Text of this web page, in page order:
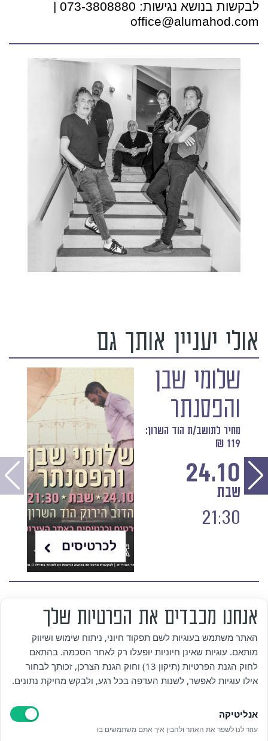
office@alumahod.com
אולי יעניין אותך גם
שלומי שבן
והפסנתר
מחיר לתושב/ת הוד השרון:
119 ₪
24.10
שבת
21:30
לכרטיסים
אזור אישי
מדיניות פרטיות
הצהרת נגישות
אנחנו מכבדים את הפרטיות שלך
האתר משתמש בעוגיות לשם תפקוד חיוני, ניתוח שימוש ושיווק
מותאם. עוגיות שאינן חיוניות יופעלו רק לאחר הסכמה. בהתאם
לחוק הגנת הפרטיות (תיקון 13) וחוק הגנת הצרכן, זכותך לבחור
אילו עוגיות לאפשר, לשנות העדפה בכל רגע, ולבקש מחיקת נתונים.
אנליטיקה
עוזר לנו לשפר את האתר ולהבין איך אתם משתמשים בו